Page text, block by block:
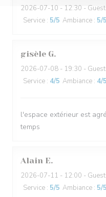
2026-07-10 - 12:30 -
Service : 5/5 Ambiance : 5/5
gisèle G
2026-07-08 - 19:30 -
Service : 4/5 Ambiance : 4/5
l'espace extérieur est
temps
Alain E
2026-07-11 - 12:00 -
Service : 5/5 Ambiance : 5/5